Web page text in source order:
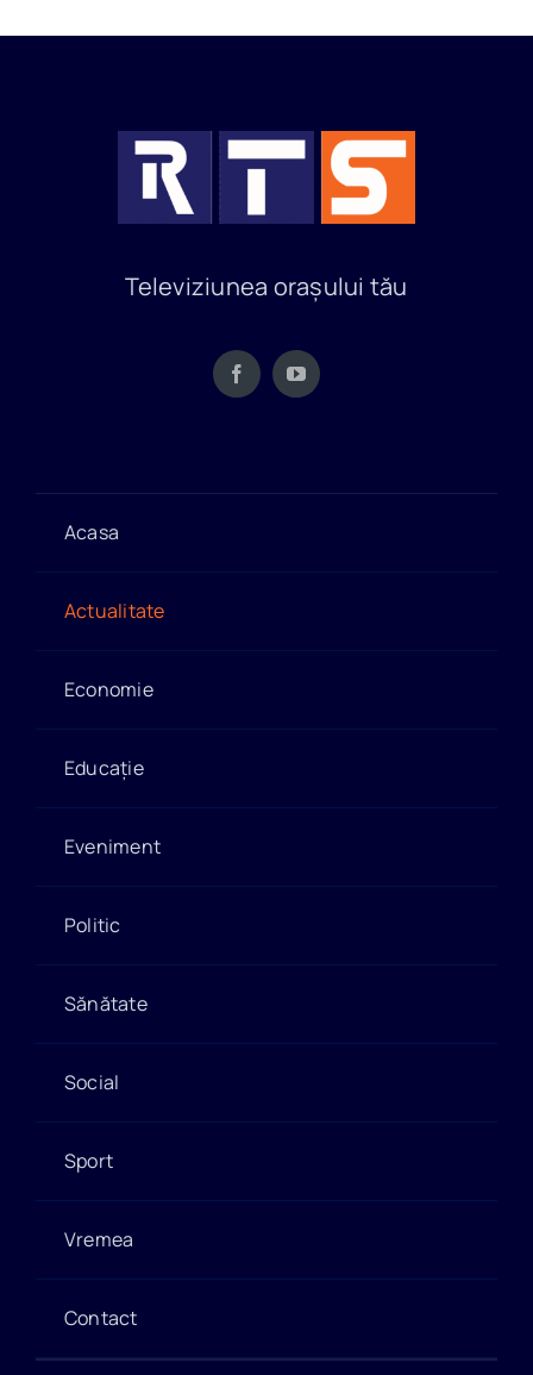
Televiziunea orașului tău
Acasa
Actualitate
Economie
Educație
Eveniment
Politic
Sănătate
Social
Sport
Vremea
Contact